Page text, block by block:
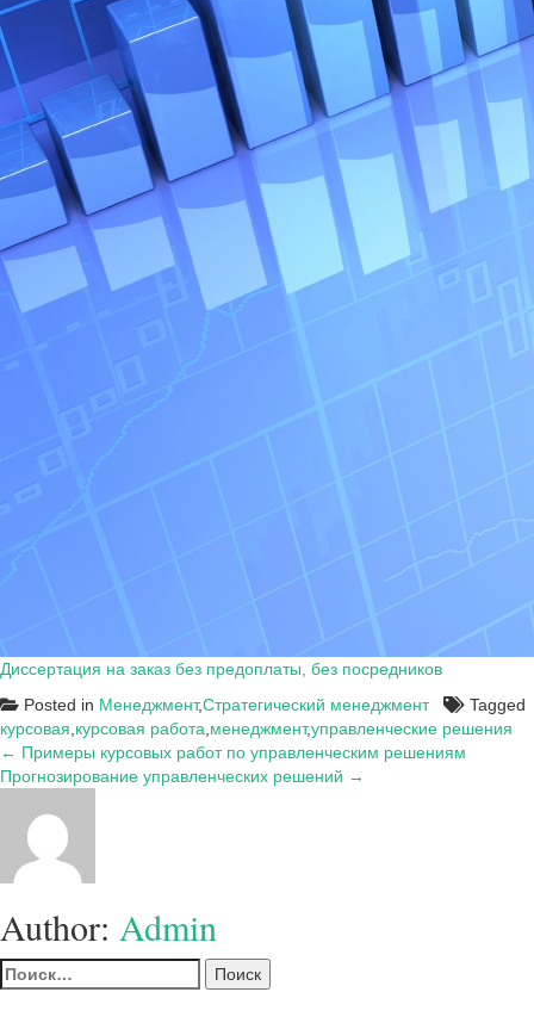
Диссертация на заказ без предоплаты, без посредников
Posted in Менеджмент,Стратегический менеджмент
Tagged
курсовая курсовая работа менеджмент,управленческие решения
Навигация
по
записям
← Примеры курсовых работ по управленческим решениям
Прогнозирование управленческих решений →
Author: Admin
Найти: